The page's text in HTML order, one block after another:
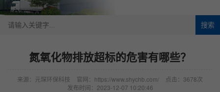
搜索
氮氧化物排放超标的危害有哪些？
来源：元琛环保科技 官网：https://www.shychb.com/
点击：3678次
发布时间：2023-12-07 10:20:46